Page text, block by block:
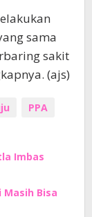
sama
sakit
(ajs)
PPA
Imbas
Bisa